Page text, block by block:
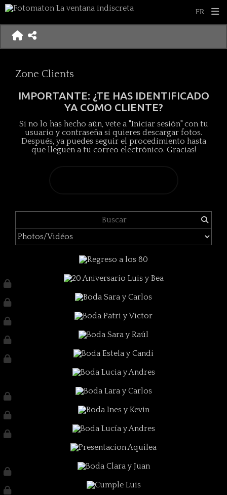
Zone Clients
IMPORTANTE: ¿TE HAS IDENTIFICADO
YA COMO CLIENTE?
Si no lo has hecho aún, vete a "Iniciar sesión" con tu
usuario y contraseña si quieres descargar fotos.
Después, ya puedes seguir el procedimiento hasta
que lleguen a tu correo electrónico. Gracias!